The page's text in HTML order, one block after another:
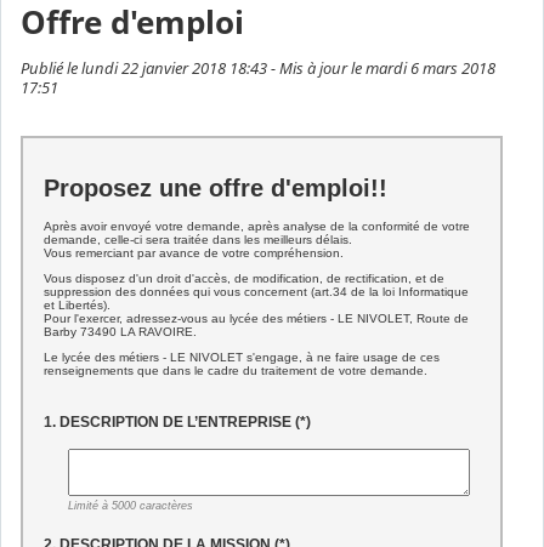
Offre d'emploi
Publié le lundi 22 janvier 2018 18:43 - Mis à jour le mardi 6 mars 2018
17:51